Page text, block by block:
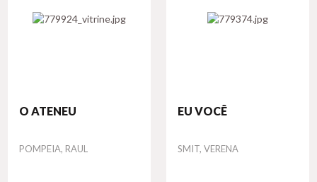
O ATENEU
Autor
POMPEIA, RAUL
EU VOCÊ
Autor
SMIT, VERENA